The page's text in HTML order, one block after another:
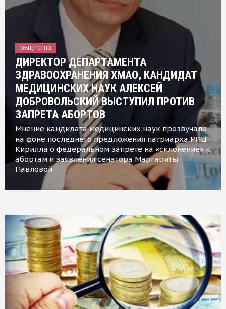
ОБЩЕСТВО
ДИРЕКТОР ДЕПАРТАМЕНТА
ЗДРАВООХРАНЕНИЯ ХМАО, КАНДИДАТ
МЕДИЦИНСКИХ НАУК АЛЕКСЕЙ
ДОБРОВОЛЬСКИЙ ВЫСТУПИЛ ПРОТИВ
ЗАПРЕТА АБОРТОВ
Мнение кандидата медицинских наук прозвучало
на фоне последнего предложения патриарха РПЦ
Кирилла о федеральном запрете на «склонение» к
абортам и заявления сенатора Маргариты
Павловой